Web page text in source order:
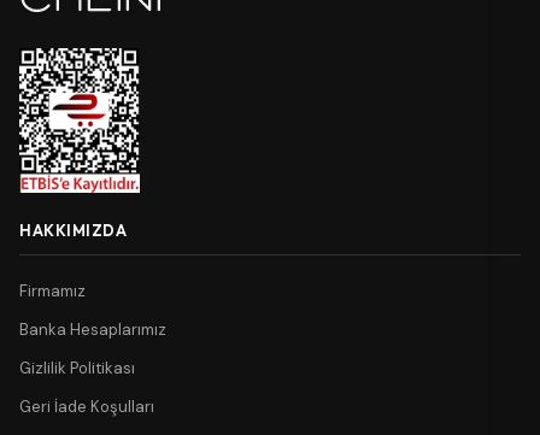
HAKKIMIZDA
Firmamız
Banka Hesaplarımız
Gizlilik Politikası
Geri İade Koşulları